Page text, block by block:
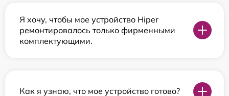
Я хочу, чтобы мое устройство Hiper
ремонтировалось только фирменными
комплектующими.
Как я узнаю, что мое устройство готово?